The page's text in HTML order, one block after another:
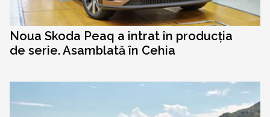
Noua Skoda Peaq a intrat în producția
de serie. Asamblată în Cehia